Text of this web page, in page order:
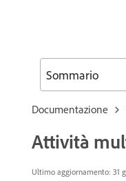
Documentazione
Attività
Ultimo aggiornamento: 31
Sommario